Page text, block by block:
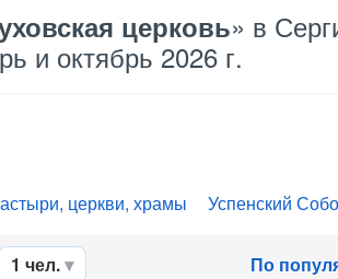
церковь» в
и октябрь 2026 г.
церкви, храмы Успенский
1 чел. По